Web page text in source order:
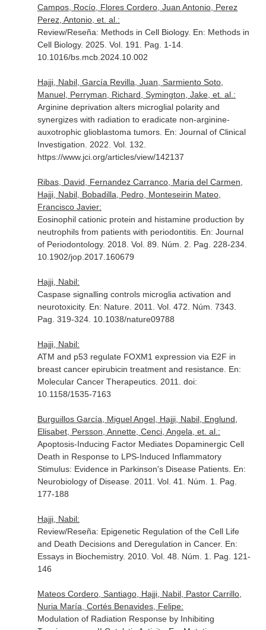
Campos, Rocío, Flores Cordero, Juan Antonio, Perez
Perez, Antonio, et. al.:
Review/Reseña: Methods in Cell Biology. En: Methods in
Cell Biology. 2025. Vol. 191. Pag. 1-14.
10.1016/bs.mcb.2024.10.002
Hajji, Nabil, García Revilla, Juan, Sarmiento Soto,
Manuel, Perryman, Richard, Symington, Jake, et. al.:
Arginine deprivation alters microglial polarity and
synergizes with radiation to eradicate non-arginine-
auxotrophic glioblastoma tumors. En: Journal of Clinical
Investigation . 2022. Vol. 132.
https://www.jci.org/articles/view/142137
Ribas, David, Fernandez Carranco, Maria del Carmen,
Hajji, Nabil, Bobadilla, Pedro, Monteseirin Mateo,
Francisco Javier:
Eosinophil cationic protein and histamine production by
neutrophils from patients with periodontitis. En: Journal
of Periodontology. 2018. Vol. 89. Núm. 2. Pag. 228-234.
10.1902/jop.2017.160679
Hajji, Nabil:
Caspase signalling controls microglia activation and
neurotoxicity. En: Nature. 2011. Vol. 472. Núm. 7343.
Pag. 319-324. 10.1038/nature09788
Hajji, Nabil:
ATM and p53 regulate FOXM1 expression via E2F in
breast cancer epirubicin treatment and resistance. En:
Molecular Cancer Therapeutics. 2011. doi:
10.1158/1535-7163
Burguillos García, Miguel Angel, Hajji, Nabil, Englund,
Elisabet, Persson, Annette, Cenci, Angela, et. al.:
Apoptosis-Inducing Factor Mediates Dopaminergic Cell
Death in Response to LPS-Induced Inflammatory
Stimulus: Evidence in Parkinson's Disease Patients. En:
Neurobiology of Disease. 2011. Vol. 41. Núm. 1. Pag.
177-188
Hajji, Nabil:
Review/Reseña: Epigenetic Regulation of the Cell Life
and Death Decisions and Deregulation in Cancer. En:
Essays in Biochemistry. 2010. Vol. 48. Núm. 1. Pag. 121-
146
Mateos Cordero, Santiago, Hajji, Nabil, Pastor Carrillo,
Nuria María, Cortés Benavides, Felipe:
Modulation of Radiation Response by Inhibiting